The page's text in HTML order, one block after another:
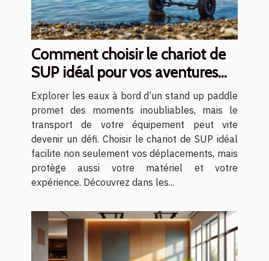
Comment choisir le chariot de
SUP idéal pour vos aventures
aquatiques ?
Explorer les eaux à bord d’un stand up paddle
promet des moments inoubliables, mais le
transport de votre équipement peut vite
devenir un défi. Choisir le chariot de SUP idéal
facilite non seulement vos déplacements, mais
protège aussi votre matériel et votre
expérience. Découvrez dans les...